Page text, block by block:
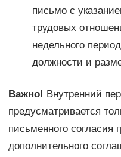
письмо с
трудовых
недельного
должности и
Важно! Внутренний
предусматривается
письменного
дополнительного